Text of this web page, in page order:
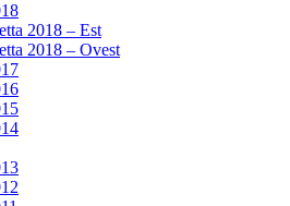
2018 – Est
2018 – Ovest